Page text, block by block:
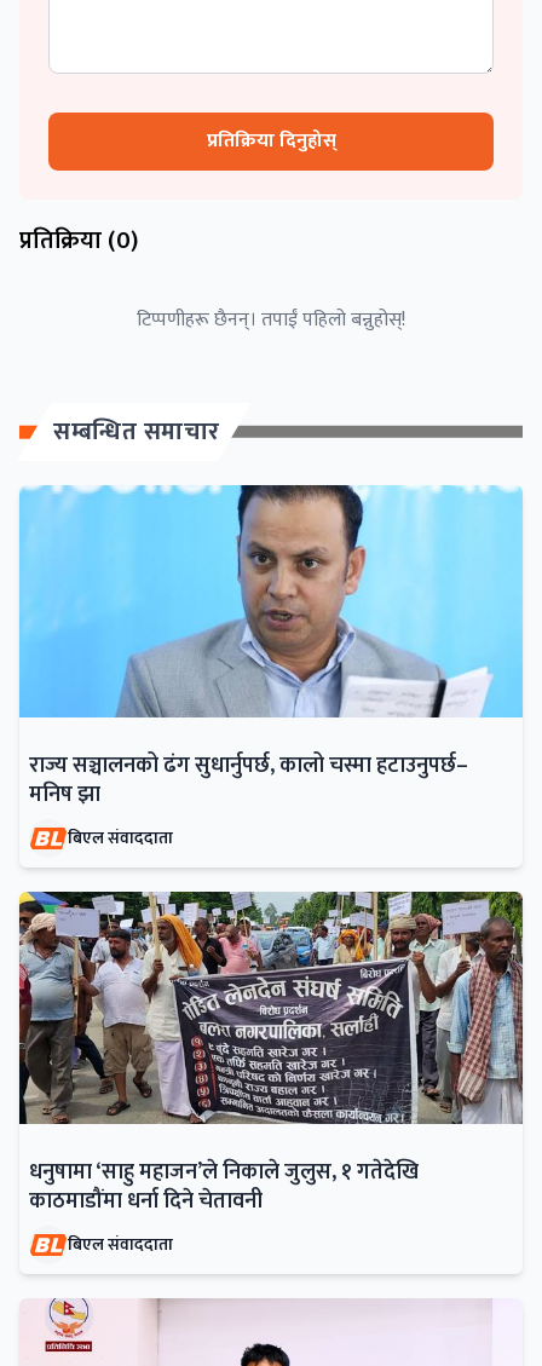
प्रतिक्रिया दिनुहोस्
प्रतिक्रिया (0)
टिप्पणीहरू छैनन्। तपाईं पहिलो बन्नुहोस्!
सम्बन्धित समाचार
राज्य सञ्चालनको ढंग सुधार्नुपर्छ, कालो चस्मा हटाउनुपर्छ–
मनिष झा
बिएल संवाददाता
धनुषामा ‘साहु महाजन’ले निकाले जुलुस, १ गतेदेखि
काठमाडौंमा धर्ना दिने चेतावनी
बिएल संवाददाता